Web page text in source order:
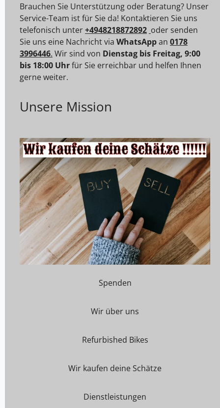
Brauchen Sie Unterstützung oder Beratung? Unser
Service-Team ist für Sie da! Kontaktieren Sie uns
telefonisch unter+4948218872892 oder senden
Sie uns eine Nachricht via WhatsAppan 0178
3996446. Wir sind von Dienstag bis Freitag, 9:00
bis 18:00 Uhrfür Sie erreichbar und helfen Ihnen
gerne weiter.
Unsere Mission
Spenden
Wir über uns
Refurbished Bikes
Wir kaufen deine Schätze
Dienstleistungen